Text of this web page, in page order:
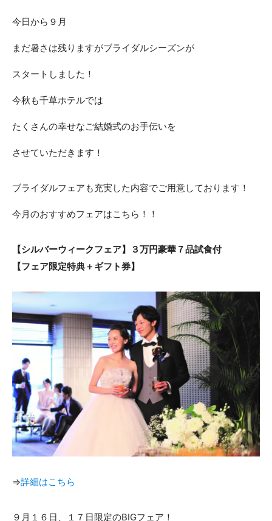
今日から９月
まだ暑さは残りますがブライダルシーズンが
スタートしました！
今秋も千草ホテルでは
たくさんの幸せなご結婚式のお手伝いを
させていただきます！
ブライダルフェアも充実した内容でご用意しております！
今月のおすすめフェアはこちら！！
【シルバーウィークフェア】３万円豪華７品試食付
【フェア限定特典＋ギフト券】
⇒詳細はこちら
９月１６日、１７日限定のBIGフェア！